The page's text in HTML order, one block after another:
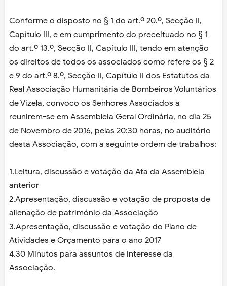
Conforme o disposto no § 1 do art.º 20.º, Secção II,
Capítulo III, e em cumprimento do preceituado no § 1
do art.º 13.º, Secção II, Capítulo III, tendo em atenção
os direitos de todos os associados como refere os § 2
e 9 do art.º 8.º, Secção II, Capítulo II dos Estatutos da
Real Associação Humanitária de Bombeiros Voluntários
de Vizela, convoco os Senhores Associados a
reunirem-se em Assembleia Geral Ordinária, no dia 25
de Novembro de 2016, pelas 20:30 horas, no auditório
desta Associação, com a seguinte ordem de trabalhos:
1.Leitura, discussão e votação da Ata da Assembleia
anterior
2.Apresentação, discussão e votação de proposta de
alienação de património da Associação
3.Apresentação, discussão e votação do Plano de
Atividades e Orçamento para o ano 2017
4.30 Minutos para assuntos de interesse da
Associação.